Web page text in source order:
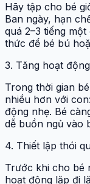
Hãy tập cho bé
Ban ngày, hạn
quá 2–3 tiếng
thức để bé bú
3. Tăng hoạt
Trong thời gian
nhiều hơn với
động nhẹ. Bé
dễ buồn ngủ vào
4. Thiết lập thói
Trước khi cho bé
hoạt động lặp đi